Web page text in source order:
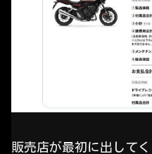
販売店が最初に出して